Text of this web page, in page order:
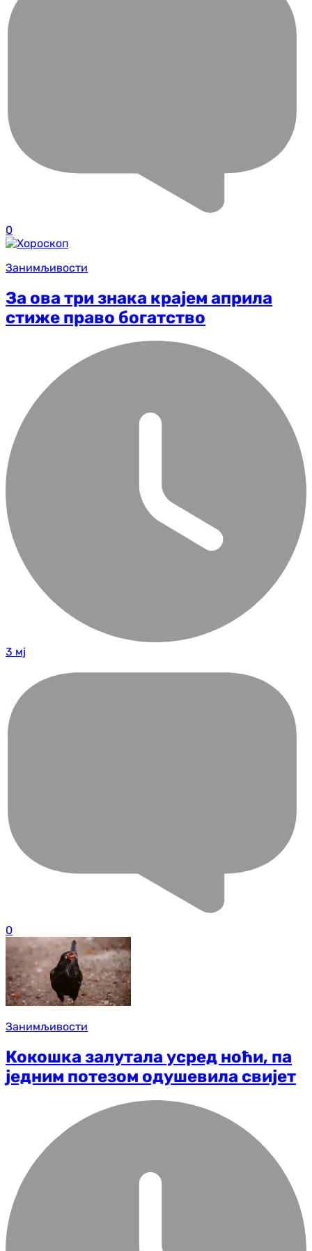
0
Занимљивости
За ова три знака крајем априла
стиже право богатство
3 мј
0
Занимљивости
Кокошка залутала усред ноћи, па
једним потезом одушевила свијет